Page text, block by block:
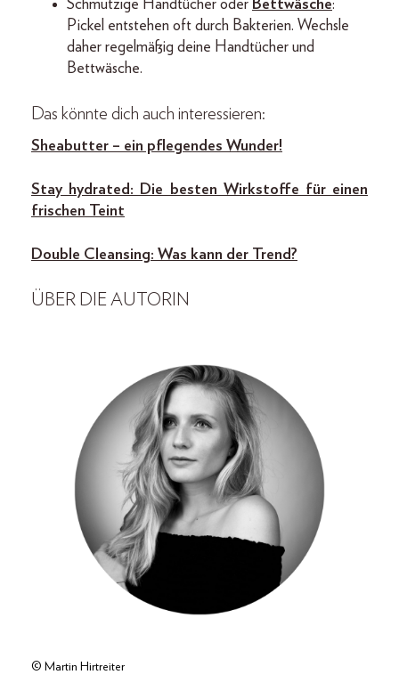
Schmutzige Handtücher oder Bettwäsche:
Pickel entstehen oft durch Bakterien. Wechsle
daher regelmäßig deine Handtücher und
Bettwäsche.
Das könnte dich auch interessieren:
Sheabutter – ein pflegendes Wunder!
Stay hydrated: Die besten Wirkstoffe für einen
frischen Teint
Double Cleansing: Was kann der Trend?
ÜBER DIE AUTORIN
© Martin Hirtreiter